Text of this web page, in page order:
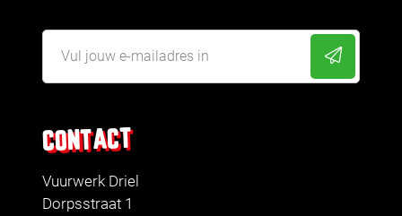
CONTACT
Vuurwerk Driel
Dorpsstraat 1